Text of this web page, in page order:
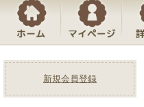
新規会員登録